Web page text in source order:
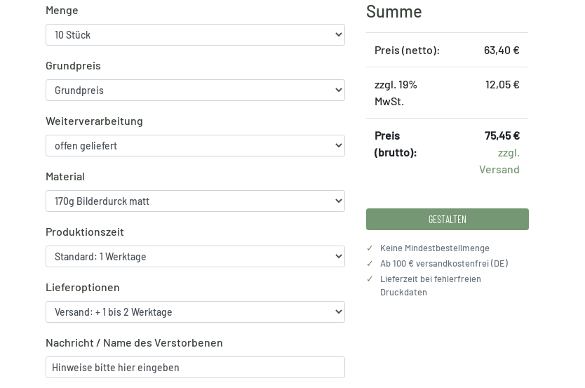
Menge
Grundpreis
Weiterverarbeitung
Material
Produktionszeit
Lieferoptionen
Nachricht / Name des Verstorbenen
Summe
Preis (netto): 63,40 €
zzgl. 19%
MwSt.
12,05 €
Preis
(brutto):
75,45 €
zzgl.
Versand
GESTALTEN
✓
Keine Mindestbestellmenge
✓
Ab 100 € versandkostenfrei (DE)
✓
Lieferzeit bei fehlerfreien
Druckdaten